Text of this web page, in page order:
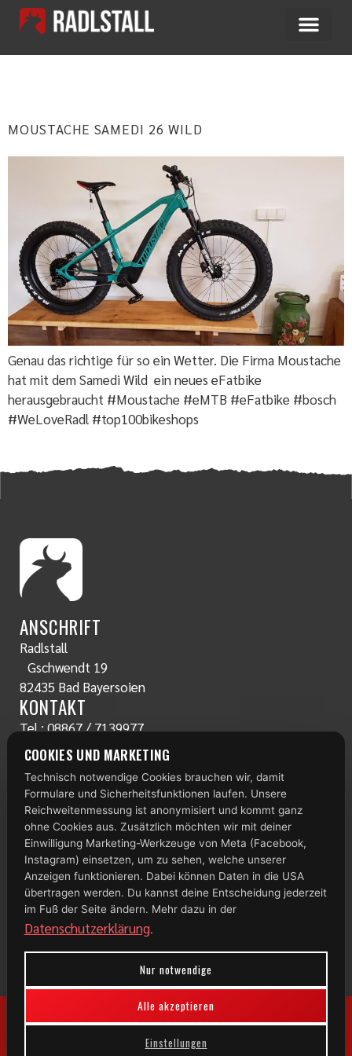
MOUSTACHE SAMEDI 26 WILD
Genau das richtige für so ein Wetter. Die Firma Moustache
hat mit dem Samedi Wild ein neues eFatbike
herausgebraucht #Moustache #eMTB #eFatbike #bosch
#WeLoveRadl #top100bikeshops
ANSCHRIFT
Radlstall
Gschwendt 19
82435 Bad Bayersoien
KONTAKT
Tel.:08867 / 7139977
www.radlstall.com
ÖFFNUNGSZEITEN
Montag: geschlossen
Di – Fr: 10:00 – 18:00 Uhr
Samstag: 09:00 – 13:00 Uhr
TOP 100
© 2026 Radlstall | Bad Bayersoien
COOKIES UND MARKETING
Technisch notwendige Cookies brauchen wir, damit
Formulare und Sicherheitsfunktionen laufen. Unsere
Reichweitenmessung ist anonymisiert und kommt ganz
ohne Cookies aus. Zusätzlich möchten wir mit deiner
Einwilligung Marketing-Werkzeuge von Meta (Facebook,
Instagram) einsetzen, um zu sehen, welche unserer
Anzeigen funktionieren. Dabei können Daten in die USA
übertragen werden. Du kannst deine Entscheidung jederzeit
im Fuß der Seite ändern. Mehr dazu in der
Datenschutzerklärung.
Nur notwendige
Alle akzeptieren
Einstellungen